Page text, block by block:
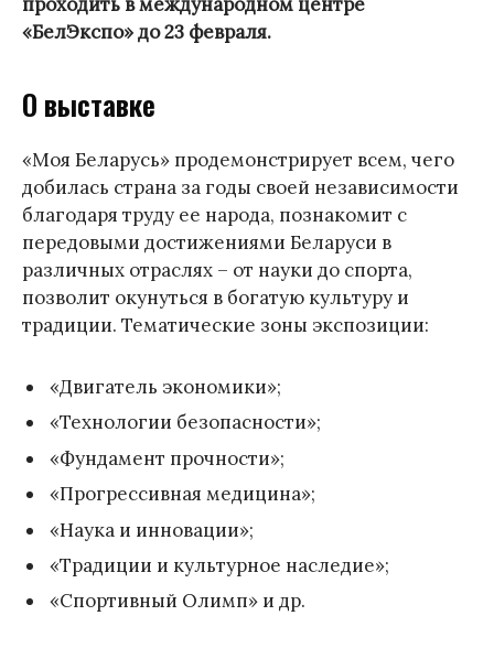
«БелЭкспо» до 23 февраля.
О выставке
«Моя Беларусь» продемонстрирует всем, чего
добилась страна за годы своей независимости
благодаря труду ее народа, познакомит с
передовыми достижениями Беларуси в
различных отраслях – от науки до спорта,
позволит окунуться в богатую культуру и
традиции. Тематические зоны экспозиции:
«Двигатель экономики»;
«Технологии безопасности»;
«Фундамент прочности»;
«Прогрессивная медицина»;
«Наука и инновации»;
«Традиции и культурное наследие»;
«Спортивный Олимп» и др.